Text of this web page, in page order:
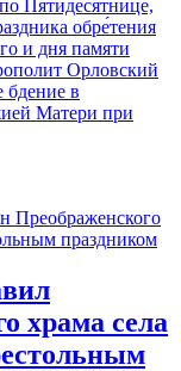
Пятидесятнице,
обре́тения
и дня памяти
Орловский
бдение в
Матери при
храма села